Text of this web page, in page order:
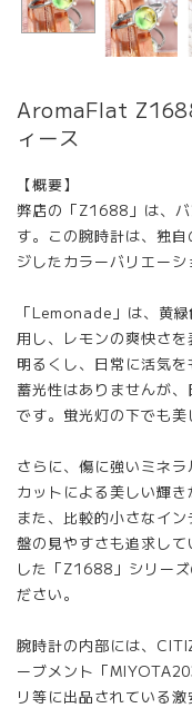
AromaFlat
ィース
【概要】
弊店の「Z1688」は、
す。この腕時計は、独
ジしたカラーバリエーシ
「Lemonade」は、黄
用し、レモンの爽快さ
明るくし、日常に活気を
蓄光性はありませんが
です。蛍光灯の下でも美
さらに、傷に強いミネ
カットによる美しい輝き
また、比較的小さなイ
盤の見やすさも追求し
した「Z1688」シリー
ださい。
腕時計の内部には、
ーブメント「
リ等に出品されている